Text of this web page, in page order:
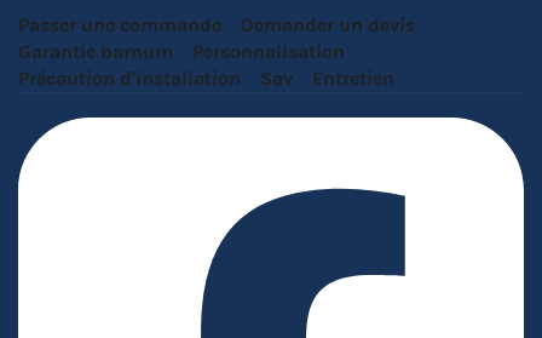
Passer une commande
Demander un devis
Garantie barnum
Personnalisation
Précaution d'installation
Sav Entretien